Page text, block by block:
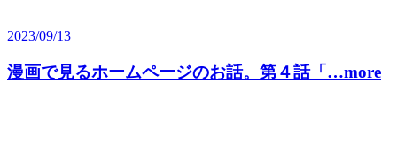
2023/09/13
漫画で見るホームページのお話。第４話「…more